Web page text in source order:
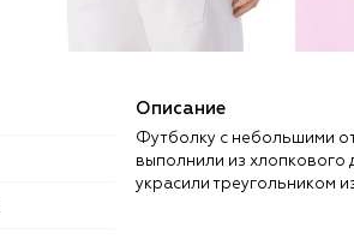
Описание
Футболку с небольшими
выполнили из хлопкового
украсили треугольником